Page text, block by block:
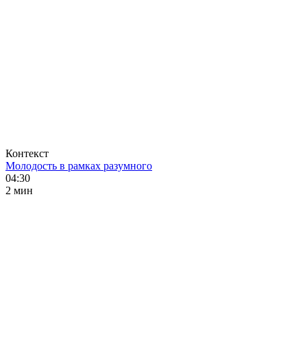
Контекст
Молодость в рамках разумного
04:30
2 мин